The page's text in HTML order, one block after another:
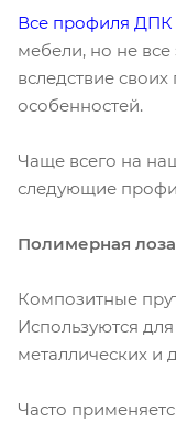
Все профиля ДПК
мебели, но не все
вследствие
особенностей.
Чаще всего на
следующие
Полимерная лоза
Композитные
Используются
металлических и
Часто